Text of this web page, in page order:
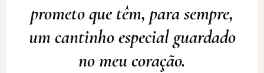
prometo que têm, para sempre,
um cantinho especial guardado
no meu coração.